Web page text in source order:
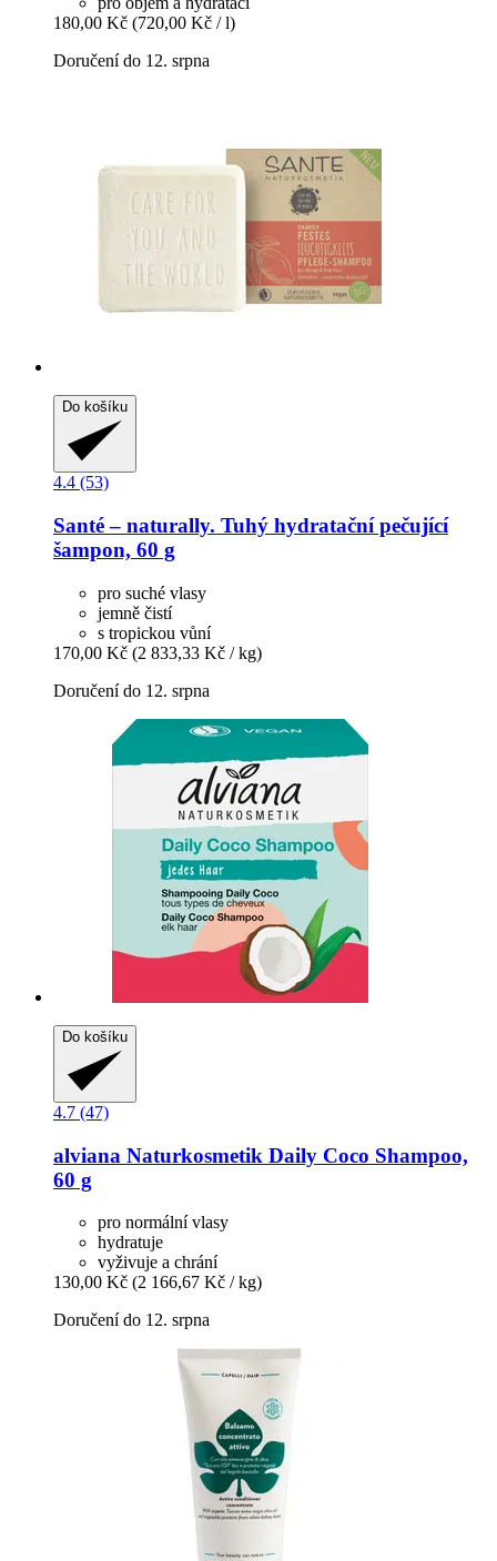
180,00 Kč (720,00 Kč / l)
Doručení do 12. srpna
Do košíku
4.4 (53)
Santé – naturally. Tuhý hydratační pečující
šampon, 60 g
pro suché vlasy
jemně čistí
s tropickou vůní
170,00 Kč (2 833,33 Kč / kg)
Doručení do 12. srpna
Do košíku
4.7 (47)
alviana Naturkosmetik Daily Coco Shampoo,
60 g
pro normální vlasy
hydratuje
vyživuje a chrání
130,00 Kč (2 166,67 Kč / kg)
Doručení do 12. srpna